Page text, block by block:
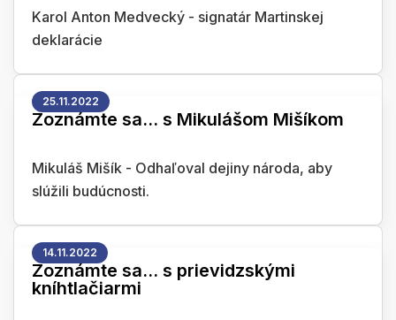
Karol Anton Medvecký - signatár Martinskej
deklarácie
25.11.2022
Zoznámte sa... s Mikulášom Mišíkom
Mikuláš Mišík - Odhaľoval dejiny národa, aby
slúžili budúcnosti.
14.11.2022
Zoznámte sa... s prievidzskými
kníhtlačiarmi